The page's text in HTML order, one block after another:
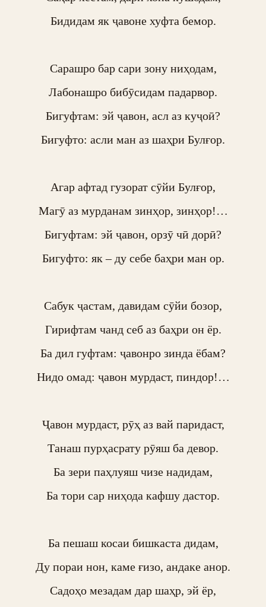
Бидидам як ҷавоне хуфта бемор.
Сарашро бар сари зону ниҳодам,
Лабонашро бибӯсидам падарвор.
Бигуфтам: эй ҷавон, асл аз куҷоӣ?
Бигуфто: асли ман аз шаҳри Булғор.
Агар афтад гузорат сӯйи Булғор,
Магӯ аз мурданам зинҳор, зинҳор!…
Бигуфтам: эй ҷавон, орзӯ чӣ дорӣ?
Бигуфто: як – ду себе баҳри ман ор.
Сабук ҷастам, давидам сӯйи бозор,
Гирифтам чанд себ аз баҳри он ёр.
Ба дил гуфтам: ҷавонро зинда ёбам?
Нидо омад: ҷавон мурдаст, пиндор!…
Ҷавон мурдаст, рӯҳ аз вай паридаст,
Танаш пурҳасрату рӯяш ба девор.
Ба зери паҳлуяш чизе надидам,
Ба тори сар ниҳода кафшу дастор.
Ба пешаш косаи бишкаста дидам,
Ду пораи нон, каме ғизо, андаке анор.
Садоҳо мезадам дар шаҳр, эй ёр,